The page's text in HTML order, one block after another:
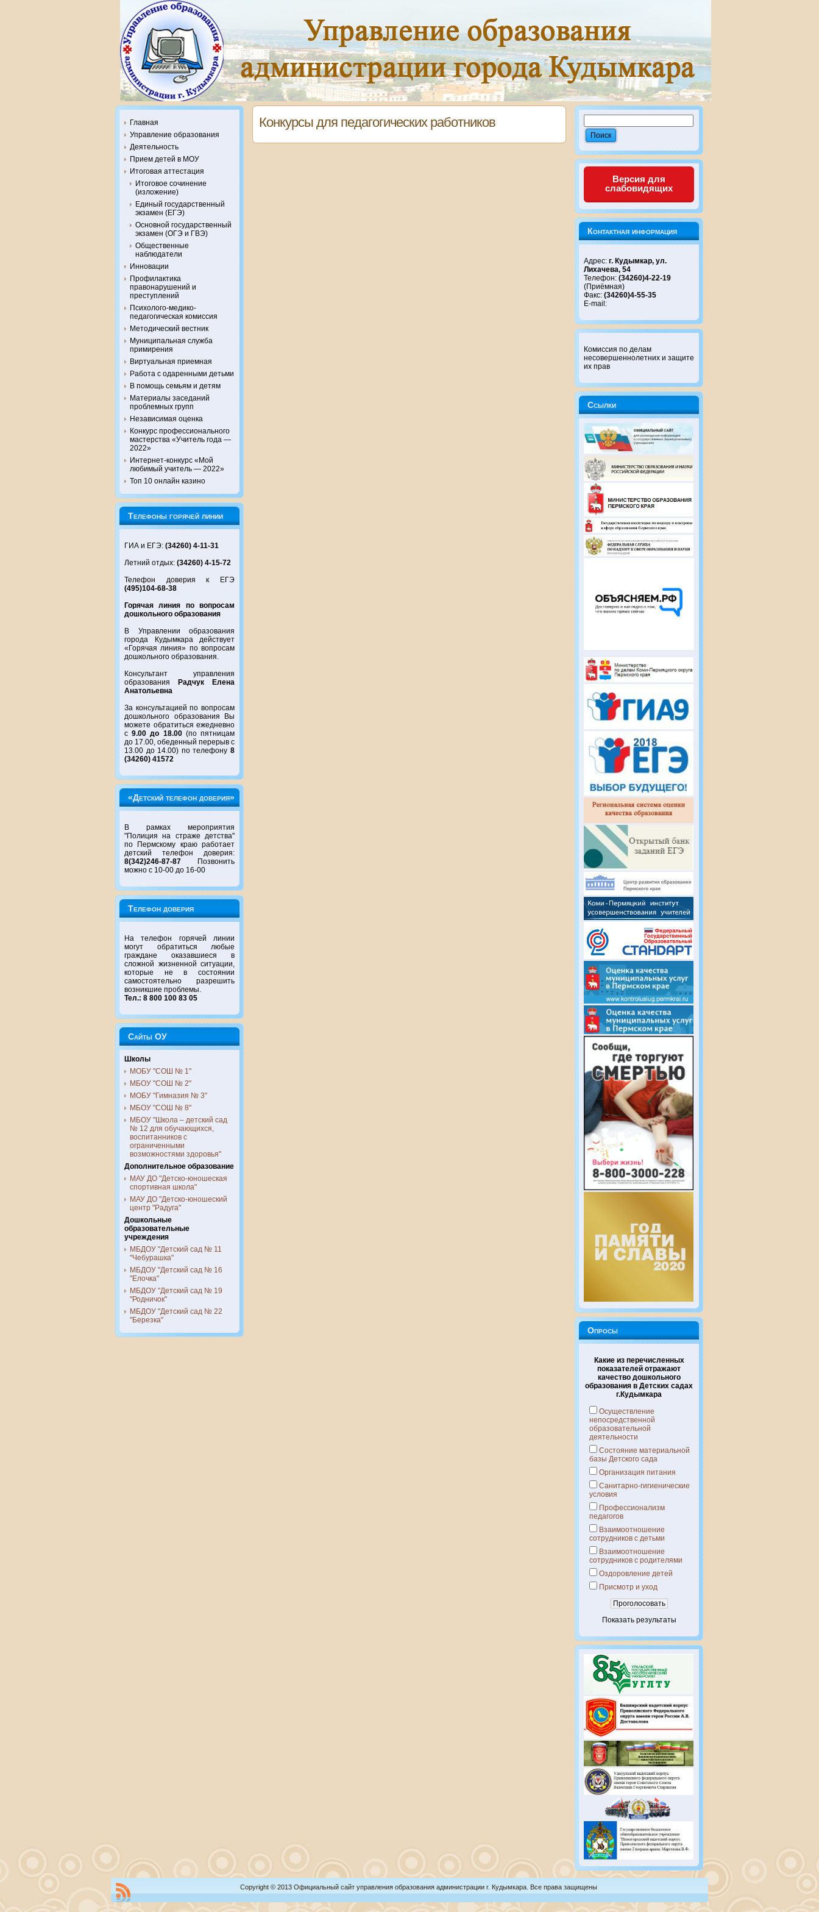
Главная
Управление образования
Деятельность
Прием детей в МОУ
Итоговая аттестация
Итоговое сочинение
(изложение)
Единый государственный
экзамен (ЕГЭ)
Основной государственный
экзамен (ОГЭ и ГВЭ)
Общественные
наблюдатели
Инновации
Профилактика
правонарушений и
преступлений
Психолого-медико-
педагогическая комиссия
Методический вестник
Муниципальная служба
примирения
Виртуальная приемная
Работа с одаренными детьми
В помощь семьям и детям
Материалы заседаний
проблемных групп
Независимая оценка
Конкурс профессионального
мастерства «Учитель года —
2022»
Интернет-конкурс «Мой
любимый учитель — 2022»
Топ 10 онлайн казино
Телефоны горячей линии
ГИА и ЕГЭ: (34260) 4-11-31
Летний отдых: (34260) 4-15-72
Телефон доверия к ЕГЭ
(495)104-68-38
Горячая линия по вопросам
дошкольного образования
В Управлении образования
города Кудымкара действует
«Горячая линия» по вопросам
дошкольного образования.
Консультант управления
образования
Радчук Елена
Анатольевна
За консультацией по вопросам
дошкольного образования Вы
можете обратиться ежедневно
с9.00 до 18.00(по пятницам
до 17.00, обеденный перерыв с
13.00 до 14.00) по телефону 8
(34260) 41572
«Детский телефон доверия»
В рамках мероприятия
"Полиция на страже детства"
по Пермскому краю работает
детский телефон доверия:
8(342)246-87-87 Позвонить
можно с 10-00 до 16-00
Телефон доверия
На телефон горячей линии
могут обратиться любые
граждане оказавшиеся в
сложной жизненной ситуации,
которые не в состоянии
самостоятельно разрешить
возникшие проблемы.
Тел.: 8 800 100 83 05
Сайты ОУ
Школы
МОБУ "СОШ № 1"
МБОУ "СОШ № 2"
МОБУ "Гимназия № 3"
МБОУ "СОШ № 8"
МБОУ "Школа – детский сад
№ 12 для обучающихся,
воспитанников с
ограниченными
возможностями здоровья"
Дополнительное образование
МАУ ДО "Детско-юношеская
спортивная школа"
МАУ ДО "Детско-юношеский
центр "Радуга"
Дошкольные
образовательные
учреждения
МБДОУ "Детский сад № 11
"Чебурашка"
МБДОУ "Детский сад № 16
"Елочка"
МБДОУ "Детский сад № 19
"Родничок"
МБДОУ "Детский сад № 22
"Березка"
Конкурсы для педагогических работников
Версия для
слабовидящих
Контактная информация
Адрес: г. Кудымкар, ул.
Лихачева, 54
Телефон: (34260)4-22-19
(Приёмная)
Факс: (34260)4-55-35
E-mail:
Комиссия по делам
несовершеннолетних и защите
их прав
Ссылки
Опросы
Какие из перечисленных
показателей отражают
качество дошкольного
образования в Детских садах
г.Кудымкара
Осуществление
непосредственной
образовательной
деятельности
Состояние материальной
базы Детского сада
Организация питания
Санитарно-гигиенические
условия
Профессионализм
педагогов
Взаимоотношение
сотрудников с детьми
Взаимоотношение
сотрудников с родителями
Оздоровление детей
Присмотр и уход
Показать результаты
Copyright © 2013 Официальный сайт управления образования администрации г. Кудымкара. Все права защищены